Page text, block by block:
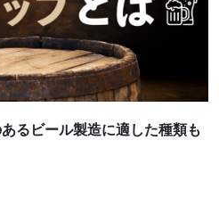
るビール製造に適した種類も